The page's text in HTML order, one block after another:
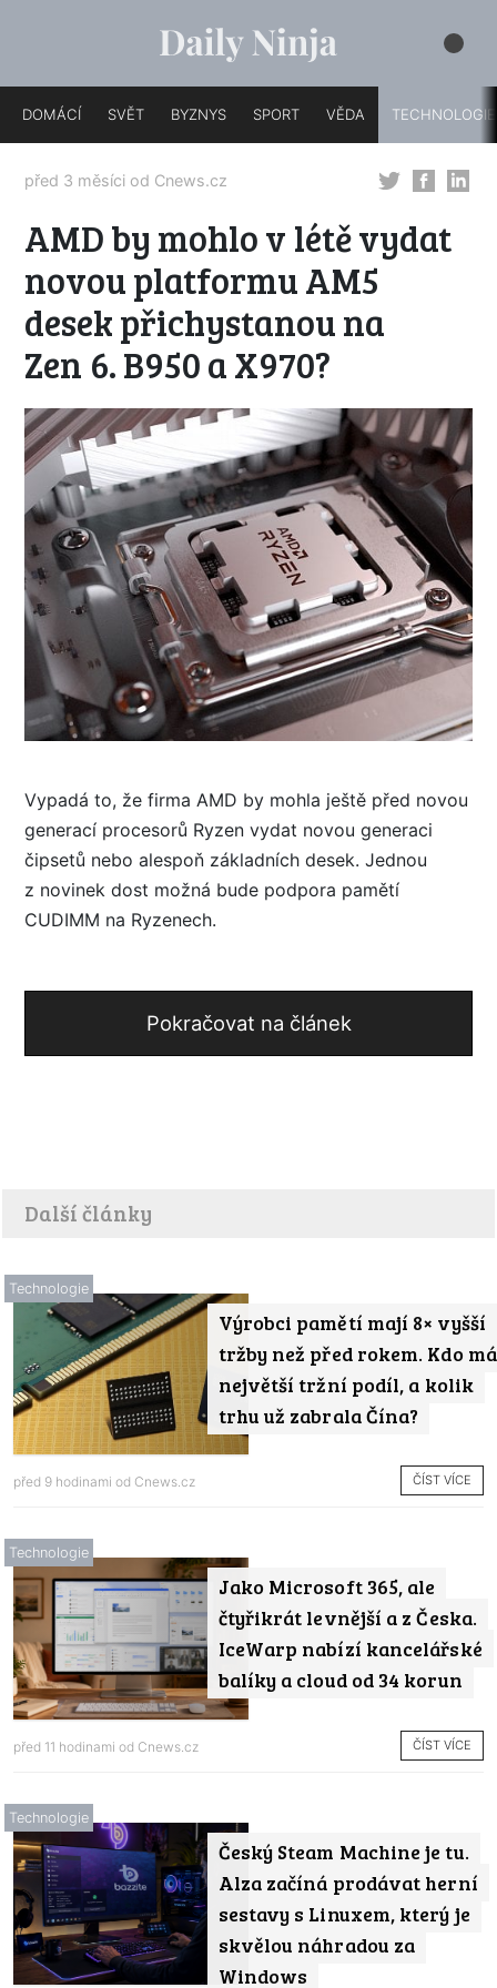
DOMÁCÍ SVĚT BYZNYS SPORT VĚDA TECHNOLOGIE
před 3 měsíci od Cnews.cz
AMD by mohlo v létě vydat
novou platformu AM5
desek přichystanou na
Zen 6. B950 a X970?
Vypadá to, že firma AMD by mohla ještě před novou
generací procesorů Ryzen vydat novou generaci
čipsetů nebo alespoň základních desek. Jednou
z novinek dost možná bude podpora pamětí
CUDIMM na Ryzenech.
Pokračovat na článek
Další články
Výrobci pamětí mají 8× vyšší
tržby než před rokem. Kdo má
největší tržní podíl, a kolik
trhu už zabrala Čína?
Technologie
před 9 hodinami od Cnews.cz ČÍST VÍCE
Jako Microsoft 365, ale
čtyřikrát levnější a z Česka.
IceWarp nabízí kancelářské
balíky a cloud od 34 korun
Technologie
před 11 hodinami od Cnews.cz ČÍST VÍCE
Český Steam Machine je tu.
Alza začíná prodávat herní
sestavy s Linuxem, který je
skvělou náhradou za
Windows
Technologie